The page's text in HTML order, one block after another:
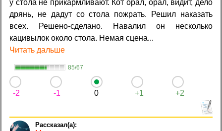
у стола не прикармливают. Кот орал, орал, видит, дело
дрянь, не дадут со стола пожрать. Решил наказать
всех. Решено-сделано. Навалил он несколько
кацивылок около стола. Немая сцена...
Читать дальше
85/67
-2 -1 0 +1 +2